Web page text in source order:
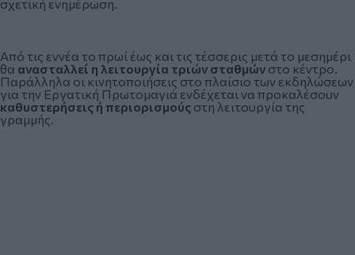
σχετική ενημέρωση.
Από τις εννέα το πρωί έως και τις τέσσερις μετά το μεσημέρι
θα ανασταλλεί η λειτουργία τριών σταθμών στο κέντρο.
Παράλληλα οι κινητοποιήσεις στο πλαίσιο των εκδηλώσεων
για την Εργατική Πρωτομαγιά ενδέχεται να προκαλέσουν
καθυστερήσεις ή περιορισμούς στη λειτουργία της
γραμμής.